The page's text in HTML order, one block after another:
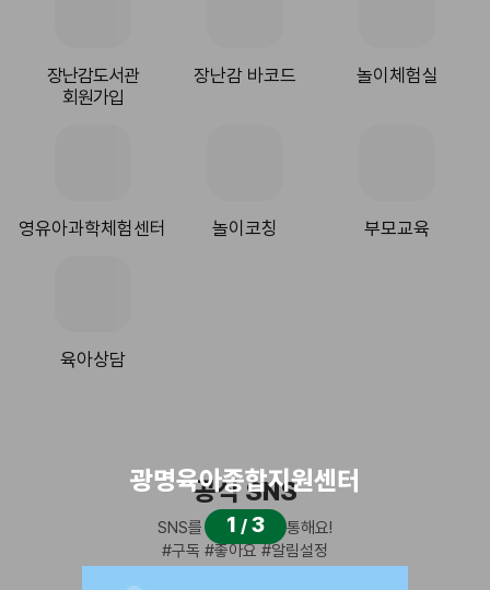
광명육아종합지원센터
1 / 3
장난감도서관
회원가입
장난감 바코드 놀이체험실
영유아과학체험센터 놀이코칭 부모교육
육아상담
공식 SNS
SNS를 통해 함께 소통해요!
#구독 #좋아요 #알림설정